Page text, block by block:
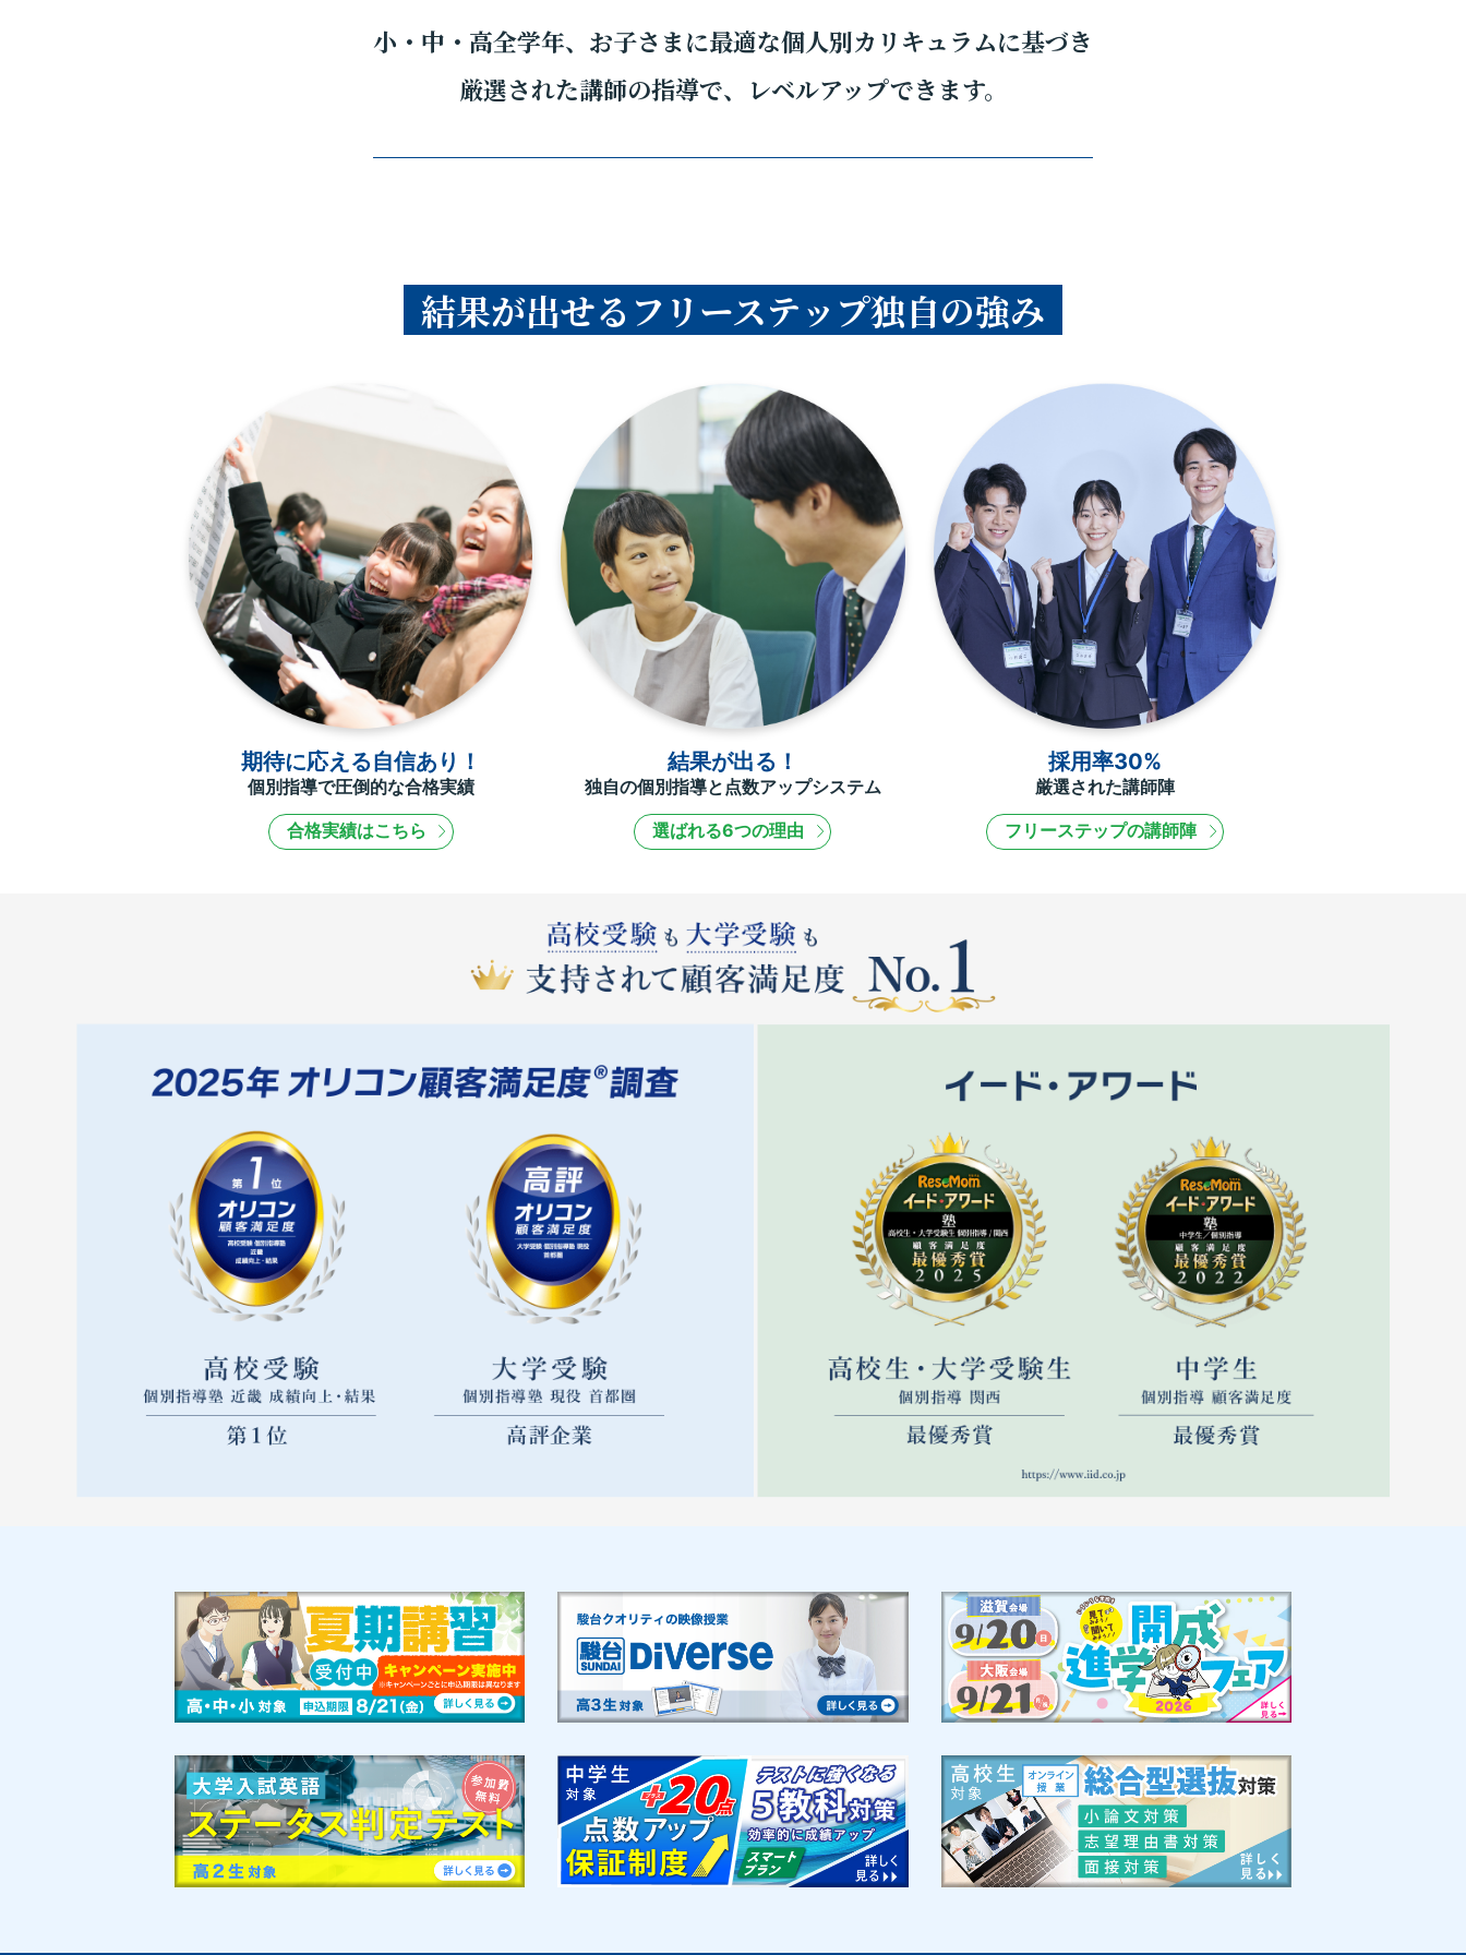
小・中・高全学年、お子さまに最適な個人別カリキュラムに基づき
厳選された講師の指導で、レベルアップできます。
結果が出せるフリーステップ独自の強み
期待に応える自信あり！
個別指導で圧倒的な合格実績
合格実績はこちら
結果が出る！
独自の個別指導と点数アップシステム
選ばれる6つの理由
採用率30%
厳選された講師陣
フリーステップの講師陣